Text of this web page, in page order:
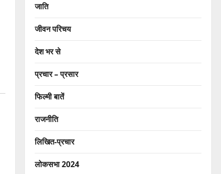
जाति
जीवन परिचय
देश भर से
प्रचार – प्रसार
फिल्मी बातें
राजनीति
लिखित-प्रचार
लोकसभा 2024